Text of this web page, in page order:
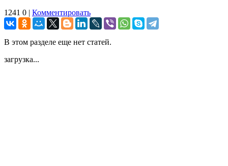
1241 0 | Комментировать
В этом разделе еще нет статей.
загрузка...